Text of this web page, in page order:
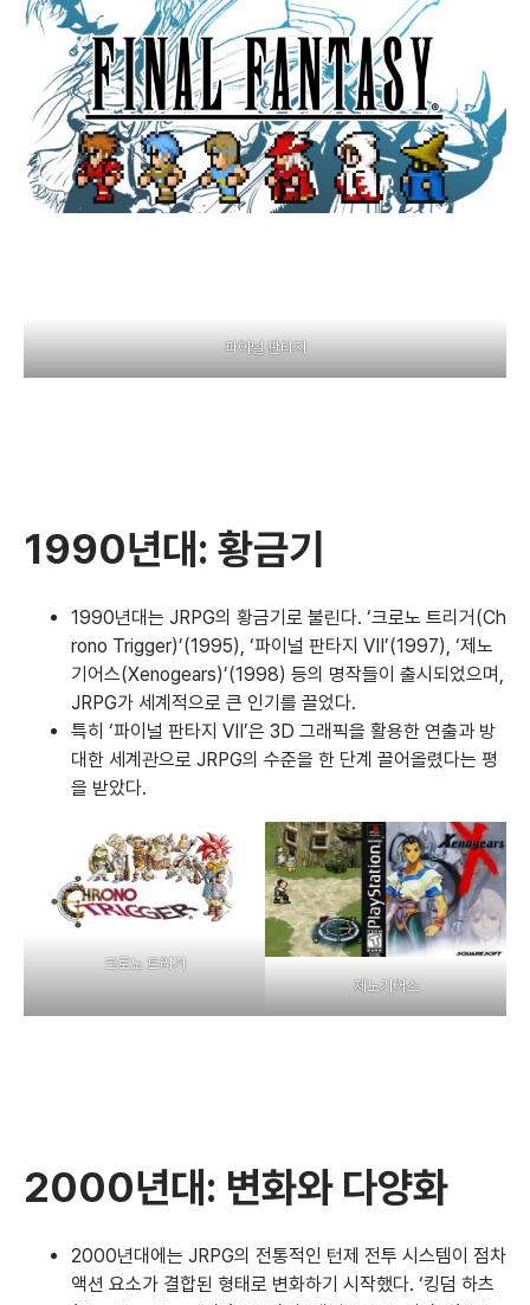
파이널 판타지
1990년대: 황금기
1990년대는 JRPG의 황금기로 불린다. ‘크로노 트리거(Ch
rono Trigger)’(1995), ‘파이널 판타지 VII’(1997), ‘제노
기어스(Xenogears)’(1998) 등의 명작들이 출시되었으며,
JRPG가 세계적으로 큰 인기를 끌었다.
특히 ‘파이널 판타지 VII’은 3D 그래픽을 활용한 연출과 방
대한 세계관으로 JRPG의 수준을 한 단계 끌어올렸다는 평
을 받았다.
크로노 트리거
제노기어스
2000년대: 변화와 다양화
2000년대에는 JRPG의 전통적인 턴제 전투 시스템이 점차
액션 요소가 결합된 형태로 변화하기 시작했다. ‘킹덤 하츠